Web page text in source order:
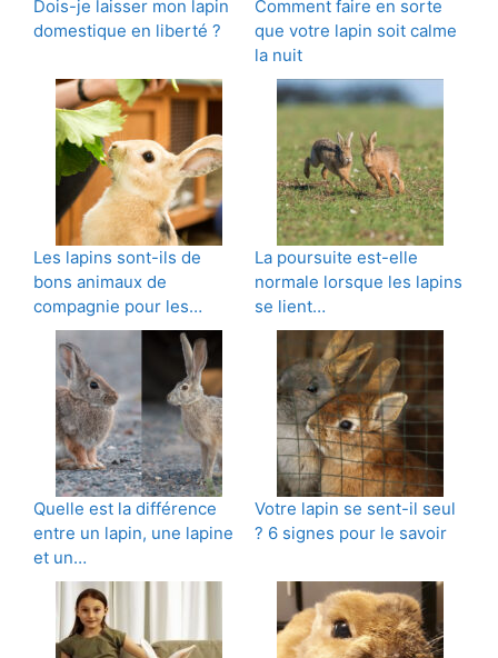
Dois-je laisser mon lapin
domestique en liberté ?
Comment faire en sorte
que votre lapin soit calme
la nuit
Les lapins sont-ils de
bons animaux de
compagnie pour les…
La poursuite est-elle
normale lorsque les lapins
se lient…
Quelle est la différence
entre un lapin, une lapine
et un…
Votre lapin se sent-il seul
? 6 signes pour le savoir